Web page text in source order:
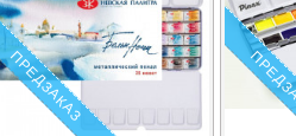
ПРЕДЗАКАЗ